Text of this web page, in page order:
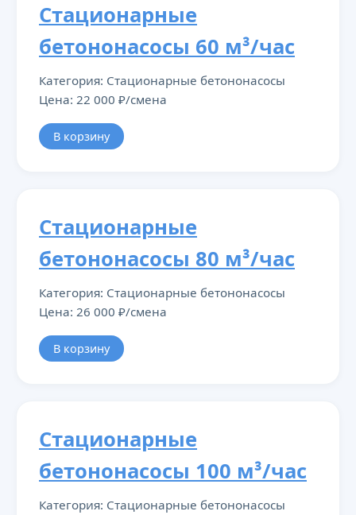
Стационарные
бетононасосы 60 м³/час
Категория: Стационарные бетононасосы
Цена: 22 000 ₽/смена
В корзину
Стационарные
бетононасосы 80 м³/час
Категория: Стационарные бетононасосы
Цена: 26 000 ₽/смена
В корзину
Стационарные
бетононасосы 100 м³/час
Категория: Стационарные бетононасосы